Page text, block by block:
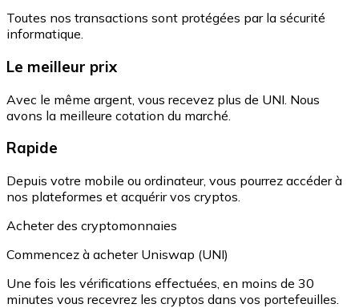
Toutes nos transactions sont protégées par la sécurité
informatique.
Le meilleur prix
Avec le même argent, vous recevez plus de UNI. Nous
avons la meilleure cotation du marché.
Rapide
Depuis votre mobile ou ordinateur, vous pourrez accéder à
nos plateformes et acquérir vos cryptos.
Acheter des cryptomonnaies
Commencez à acheter Uniswap (UNI)
Une fois les vérifications effectuées, en moins de 30
minutes vous recevrez les cryptos dans vos portefeuilles.